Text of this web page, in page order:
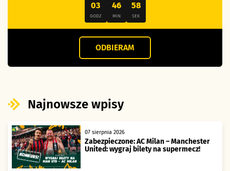
03
GODZ
46
MIN
57
SEK
ODBIERAM
Najnowsze wpisy
07 sierpnia 2026
Zabezpieczone: AC Milan – Manchester
United: wygraj bilety na supermecz!